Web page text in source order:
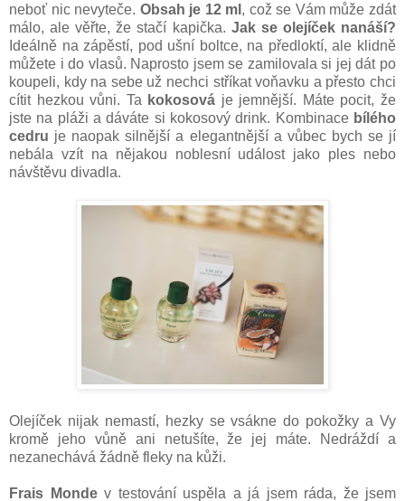
neboť nic nevyteče. Obsah je 12 ml , což se Vám může zdát
málo, ale věřte, že stačí kapička. Jak se olejíček nanáší?
Ideálně na zápěstí, pod ušní boltce, na předloktí, ale klidně
můžete i do vlasů. Naprosto jsem se zamilovala si jej dát po
koupeli, kdy na sebe už nechci stříkat voňavku a přesto chci
cítit hezkou vůni. Ta kokosová je jemnější. Máte pocit, že
jste na pláži a dáváte si kokosový drink. Kombinacebílého
cedru je naopak silnější a elegantnější a vůbec bych se jí
nebála vzít na nějakou noblesní událost jako ples nebo
návštěvu divadla.
Olejíček nijak nemastí, hezky se vsákne do pokožky a Vy
kromě jeho vůně ani netušíte, že jej máte. Nedráždí a
nezanechává žádně fleky na kůži.
Frais Mondev testování uspěla a já jsem ráda, že jsem